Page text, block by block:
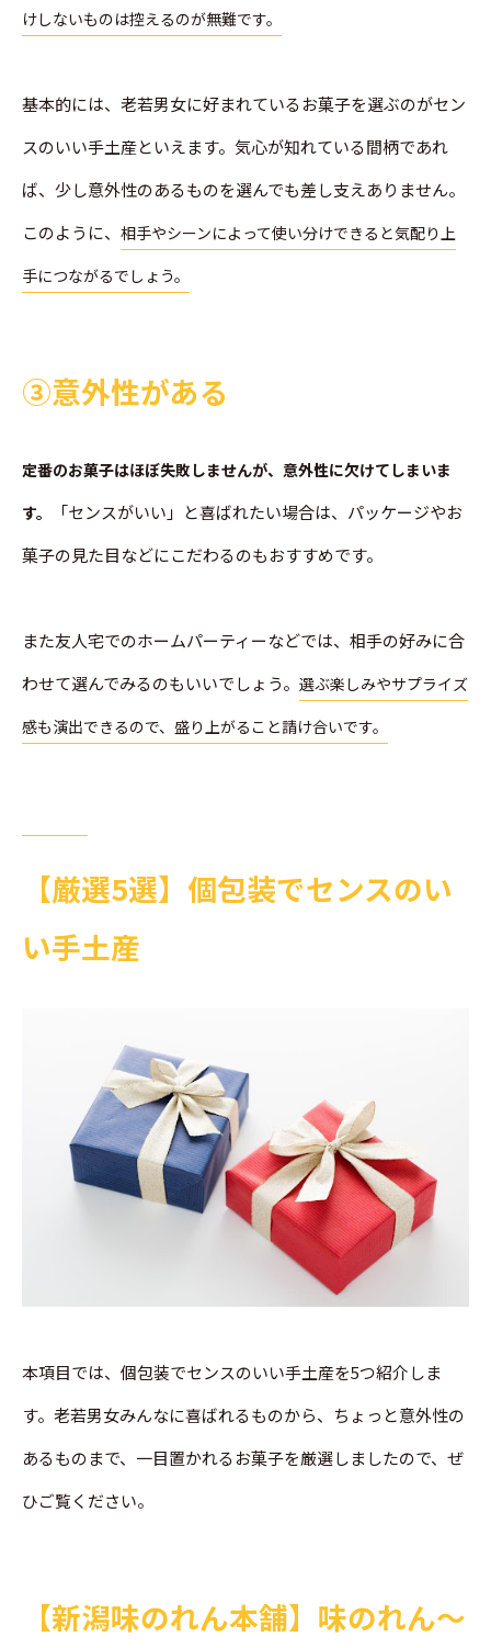
けしないものは控えるのが無難です。
基本的には、老若男女に好まれているお菓子を選ぶのがセン
スのいい手土産といえます。気心が知れている間柄であれ
ば、少し意外性のあるものを選んでも差し支えありません。
このように、 相手やシーンによって使い分けできると気配り上
手につながるでしょう。
➂意外性がある
定番のお菓子はほぼ失敗しませんが、意外性に欠けてしまいま
す。
「センスがいい」と喜ばれたい場合は、パッケージやお
菓子の見た目などにこだわるのもおすすめです。
また友人宅でのホームパーティーなどでは、相手の好みに合
わせて選んでみるのもいいでしょう。 選ぶ楽しみやサプライズ
感も演出できるので、盛り上がること請け合いです。
【厳選5選】個包装でセンスのい
い手土産
本項目では、個包装でセンスのいい手土産を5つ紹介しま
す。老若男女みんなに喜ばれるものから、ちょっと意外性の
あるものまで、一目置かれるお菓子を厳選しましたので、ぜ
ひご覧ください。
【新潟味のれん本舗】味のれん～